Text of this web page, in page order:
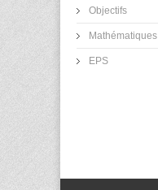
Objectifs
Mathématiques
EPS